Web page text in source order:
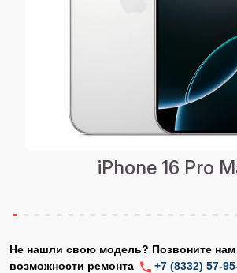
iPhone 16 Pro
Не нашли свою модель? Позвоните нам
возможности ремонта
+7 (8332) 57-